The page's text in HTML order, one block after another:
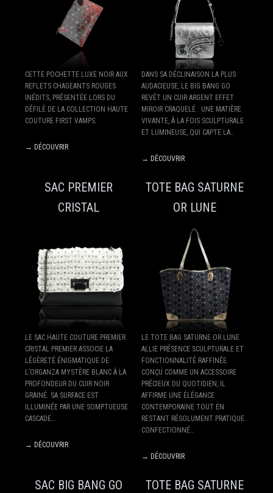
CETTE POCHETTE LUXE NOIR AUX
REFLETS CHAGEANTS ROUGES
INÉDITS, PRÉSENTÉE LORS DU
DÉFILÉ DE LA COLLECTION HAUTE
COUTURE FIRST VAMPS.
→ DÉCOUVRIR
DANS SA DÉCLINAISON LA PLUS
AUDACIEUSE, LE BIG BANG GO
REVÊT UN CUIR ARGENT EFFET
MIROIR CRAQUELÉ : UNE MATIÈRE
VIVANTE, À LA FOIS SCULPTURALE
ET LUMINEUSE, QUI CAPTE LA…
→ DÉCOUVRIR
SAC PREMIER
CRISTAL
LE SAC HAUTE COUTURE PREMIER
CRISTAL PREMIER ASSOCIE LA
LÉGÈRETÉ ÉNIGMATIQUE DE
L’ORGANZA MYSTÈRE BLANC À LA
PROFONDEUR DU CUIR NOIR
GRAINÉ. SA SURFACE EST
ILLUMINÉE PAR UNE SOMPTUEUSE
CASCADE…
→ DÉCOUVRIR
TOTE BAG SATURNE
OR LUNE
LE TOTE BAG SATURNE OR LUNE
ALLIE PRÉSENCE SCULPTURALE ET
FONCTIONNALITÉ RAFFINÉE.
CONÇU COMME UN ACCESSOIRE
PRÉCIEUX DU QUOTIDIEN, IL
AFFIRME UNE ÉLÉGANCE
CONTEMPORAINE TOUT EN
RESTANT RÉSOLUMENT PRATIQUE.
CONFECTIONNÉ…
→ DÉCOUVRIR
SAC BIG BANG GO
TOTE BAG SATURNE